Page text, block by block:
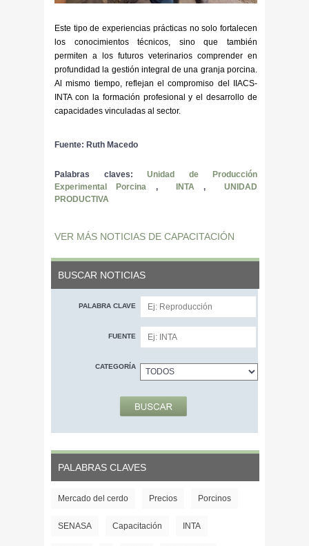
Este tipo de experiencias prácticas no solo fortalecen
los conocimientos técnicos, sino que también
permiten a los futuros veterinarios comprender en
profundidad la gestión integral de una granja porcina.
Al mismo tiempo, reflejan el compromiso del IIACS-
INTA con la formación profesional y el desarrollo de
capacidades vinculadas al sector.
Fuente: Ruth Macedo
Palabras claves: Unidad de Producción
Experimental Porcina , INTA ,UNIDAD
PRODUCTIVA
VER MÁS NOTICIAS DE CAPACITACIÓN
BUSCAR NOTICIAS
PALABRA CLAVE
FUENTE
CATEGORÍA
PALABRAS CLAVES
Mercado del cerdo Precios Porcinos
SENASA Capacitación INTA